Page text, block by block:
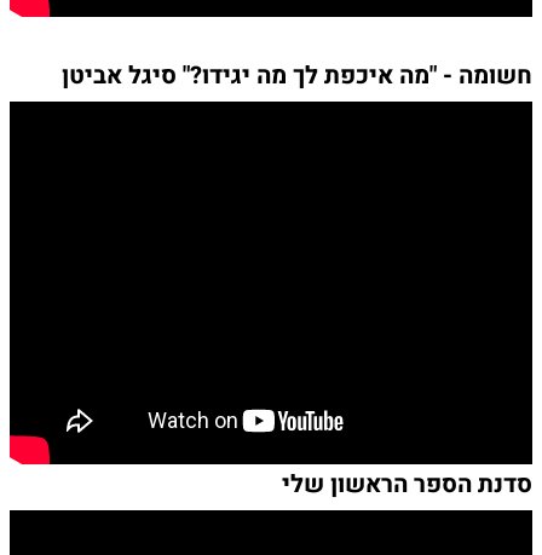
חשומה - "מה איכפת לך מה יגידו?" סיגל אביטן
סדנת הספר הראשון שלי